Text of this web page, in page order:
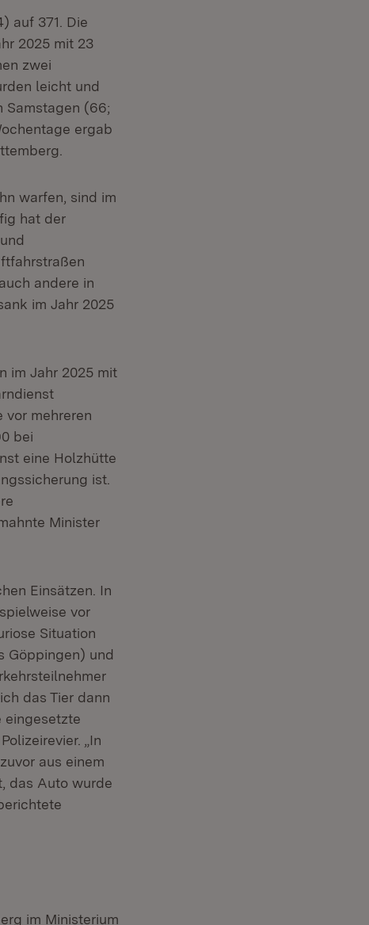
auf 371. Die
2025 mit 23
zwei
leicht und
Samstagen (66;
ergab
warfen, sind im
hat der
andere in
im Jahr 2025
im Jahr 2025 mit
vor mehreren
bei
eine Holzhütte
ist.
Minister
Einsätzen. In
vor
Situation
Göppingen) und
das Tier dann
eingesetzte
„In
aus einem
das Auto wurde
im Ministerium